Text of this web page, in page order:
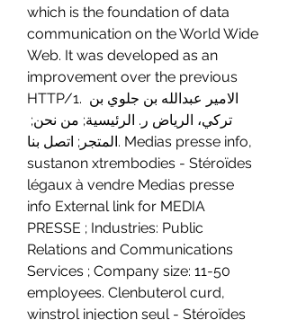
which is the foundation of data
communication on the World Wide
Web. It was developed as an
improvement over the previous
HTTP/1. الامير عبدالله بن جلوي بن
المتجر; اتصل بنا. Medias presse info,
sustanon xtrembodies - Stéroïdes
légaux à vendre Medias presse
info External link for MEDIA
PRESSE ; Industries: Public
Relations and Communications
Services ; Company size: 11-50
employees. Clenbuterol curd,
winstrol injection seul - Stéroïdes